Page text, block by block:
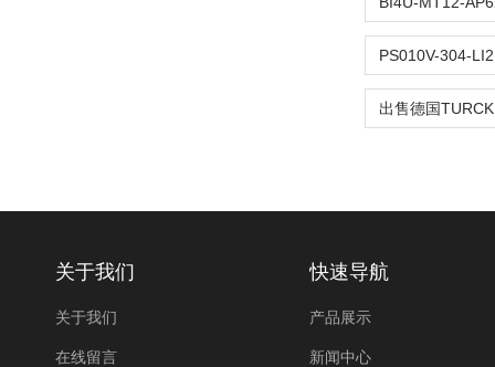
出售德国
关于我们
关于我们
在线留言
快速导航
产品展示
新闻中心